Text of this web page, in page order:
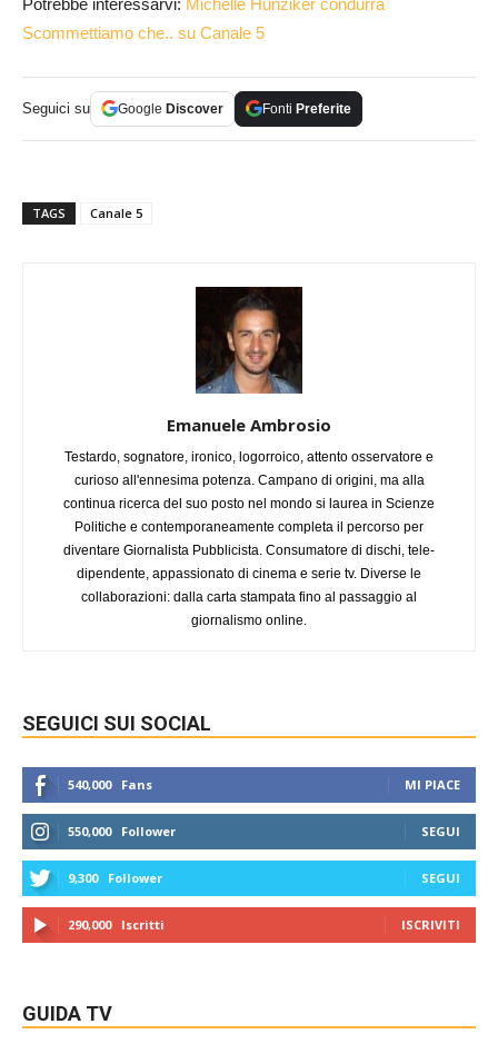
Scommettiamo che.. su Canale 5
Seguici su Google Discover Fonti Preferite
TAGS Canale 5
Emanuele Ambrosio
Testardo, sognatore, ironico, logorroico, attento osservatore e
curioso all'ennesima potenza. Campano di origini, ma alla
continua ricerca del suo posto nel mondo si laurea in Scienze
Politiche e contemporaneamente completa il percorso per
diventare Giornalista Pubblicista. Consumatore di dischi, tele-
dipendente, appassionato di cinema e serie tv. Diverse le
collaborazioni: dalla carta stampata fino al passaggio al
giornalismo online.
SEGUICI SUI SOCIAL
540,000 Fans MI PIACE
550,000 Follower SEGUI
9,300 Follower SEGUI
290,000 Iscritti ISCRIVITI
GUIDA TV